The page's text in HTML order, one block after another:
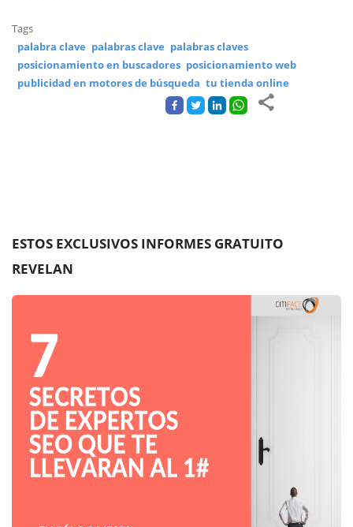
Tags
palabra clave palabras clave palabras claves
posicionamiento en buscadores posicionamiento web
publicidad en motores de búsqueda tu tienda online
ESTOS EXCLUSIVOS INFORMES GRATUITO
REVELAN